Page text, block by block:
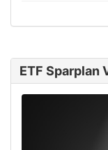
ETF Sparplan